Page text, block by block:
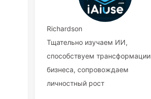
Richardson
Тщательно изучаем ИИ,
способствуем трансформации
бизнеса, сопровождаем
личностный рост